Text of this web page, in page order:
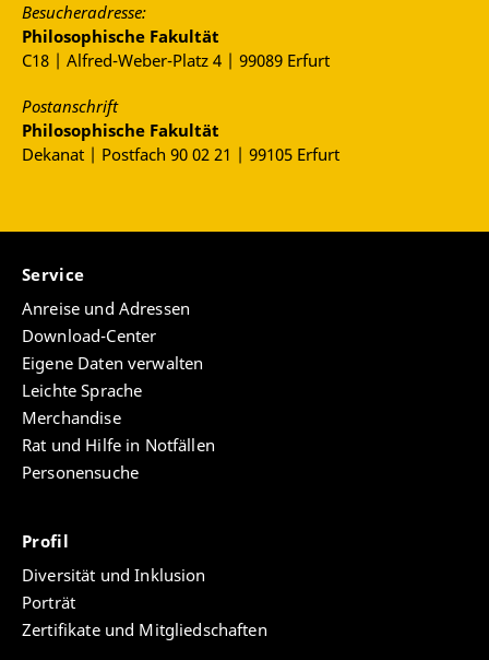
Besucheradresse:
Philosophische Fakultät
C18 | Alfred-Weber-Platz 4 | 99089 Erfurt
Postanschrift
Philosophische Fakultät
Dekanat | Postfach 90 02 21 | 99105 Erfurt
Service
Anreise und Adressen
Download-Center
Eigene Daten verwalten
Leichte Sprache
Merchandise
Rat und Hilfe in Notfällen
Personensuche
Profil
Diversität und Inklusion
Porträt
Zertifikate und Mitgliedschaften